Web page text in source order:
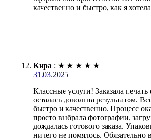
качественно и быстро, как я
Кира : ★ ★ ★ ★ ★
31.03.2025
Классные услуги! Заказала
осталась довольна результатом.
быстро и качественно. Процесс
просто выбрала фотографии,
дождалась готового заказа.
ничего не помялось. Обязательно